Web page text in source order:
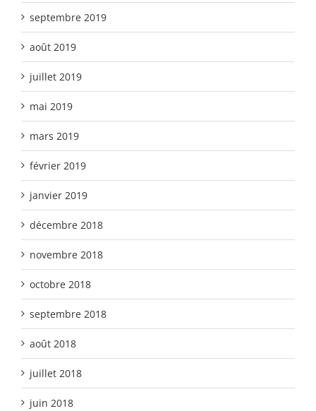
septembre 2019
août 2019
juillet 2019
mai 2019
mars 2019
février 2019
janvier 2019
décembre 2018
novembre 2018
octobre 2018
septembre 2018
août 2018
juillet 2018
juin 2018